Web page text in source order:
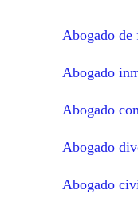
Abogado
Abogado
Abogado
Abogado
Abogado